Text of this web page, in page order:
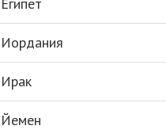
Иордания
Ирак
Йемен